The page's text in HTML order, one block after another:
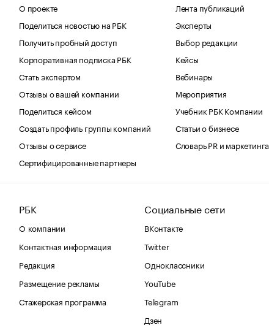
О проекте
Поделиться новостью на РБК
Получить пробный доступ
Корпоративная подписка РБК
Стать экспертом
Отзывы о вашей компании
Поделиться кейсом
Создать профиль группы компаний
Отзывы о сервисе
Сертифицированные партнеры
Лента публикаций
Эксперты
Выбор редакции
Кейсы
Вебинары
Мероприятия
Учебник РБК Компании
Статьи о бизнесе
Словарь PR и маркетинга
РБК
О компании
Контактная информация
Редакция
Размещение рекламы
Стажерская программа
Социальные сети
ВКонтакте
Twitter
Одноклассники
YouTube
Telegram
Дзен